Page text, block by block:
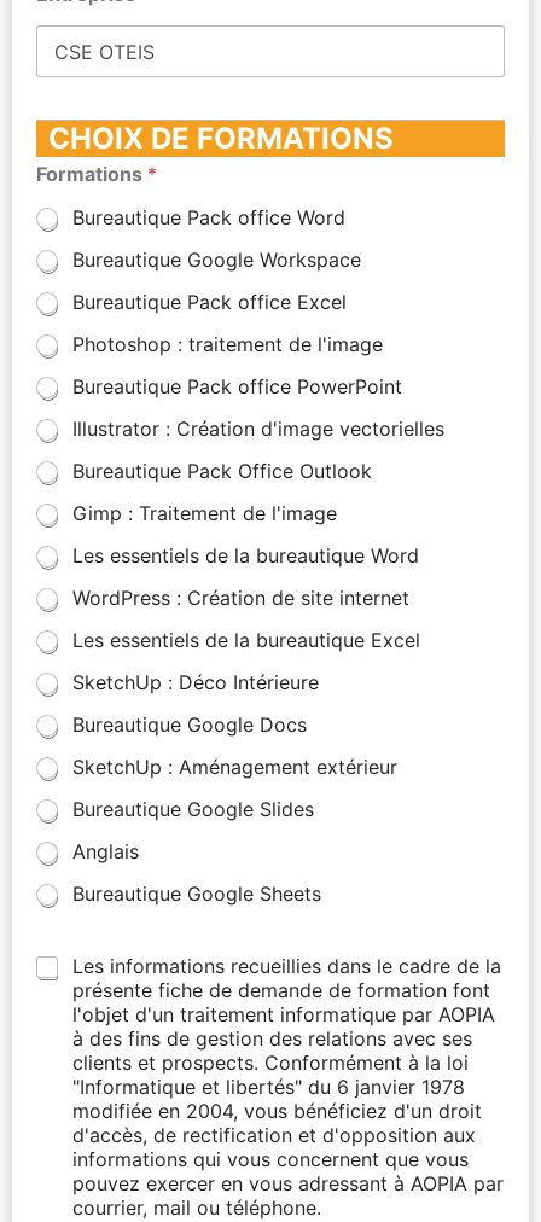
CHOIX DE FORMATIONS
Formations *
Bureautique Pack office Word
Bureautique Google Workspace
Bureautique Pack office Excel
Photoshop : traitement de l'image
Bureautique Pack office PowerPoint
Illustrator : Création d'image vectorielles
Bureautique Pack Office Outlook
Gimp : Traitement de l'image
Les essentiels de la bureautique Word
WordPress : Création de site internet
Les essentiels de la bureautique Excel
SketchUp : Déco Intérieure
Bureautique Google Docs
SketchUp : Aménagement extérieur
Bureautique Google Slides
Anglais
Bureautique Google Sheets
Les informations recueillies dans le cadre de la
présente fiche de demande de formation font
l'objet d'un traitement informatique par AOPIA
à des fins de gestion des relations avec ses
clients et prospects. Conformément à la loi
"Informatique et libertés" du 6 janvier 1978
modifiée en 2004, vous bénéficiez d'un droit
d'accès, de rectification et d'opposition aux
informations qui vous concernent que vous
pouvez exercer en vous adressant à AOPIA par
courrier, mail ou téléphone.